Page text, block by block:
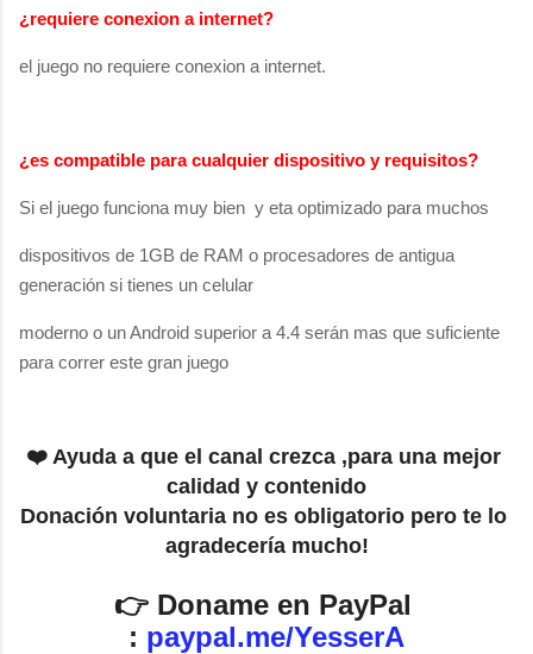
¿requiere conexion a internet?
el juego no requiere conexion a internet.
¿es compatible para cualquier dispositivo y requisitos?
Si el juego funciona muy bien y eta optimizado para muchos
dispositivos de 1GB de RAM o procesadores de antigua
generación si tienes un celular
moderno o un Android superior a 4.4 serán mas que suficiente
para correr este gran juego
❤️ Ayuda a que el canal crezca ,para una mejor
calidad y contenido
Donación voluntaria no es obligatorio pero te lo
agradecería mucho!
👉 Doname en PayPal
: paypal.me/YesserA